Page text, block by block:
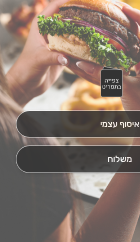
איסוף עצמי
משלוח